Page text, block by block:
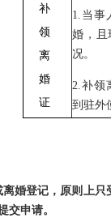
补
领
离
婚
证
1. 当事
婚，且
况。
2.补领
到驻外
离婚登记，原则上
交申请。